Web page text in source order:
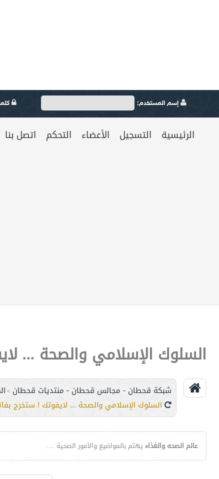
إسم المستخدم:
الرئيسية التسجيل الأعضاء التحكم اتصل بنا
السلوك الإسلامي والصحة ...
شبكة قحطان - مجالس قحطان - منتديات قحطان >
السلوك الإسلامي والصحة ... لايفوتك ! ستخرج
عالم الصحه والغذاء يهتم بالمواضيع والأمور الصحية ....